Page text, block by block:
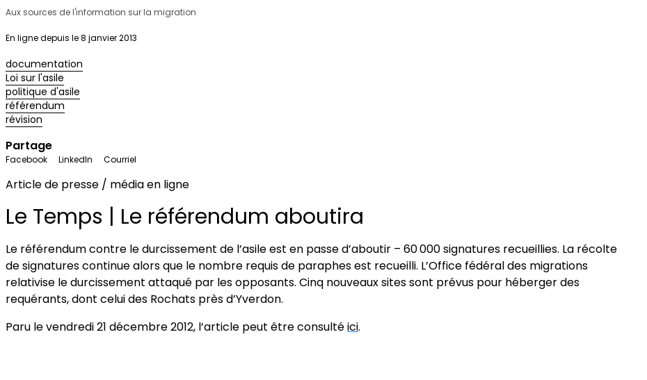
Aux sources de l'information sur la migration
En ligne depuis le 8 janvier 2013
documentation
Loi sur l'asile
politique d'asile
référendum
révision
Partage
Facebook LinkedIn Courriel
Article de presse / média en ligne
Le Temps | Le référendum aboutira
Le référendum contre le durcissement de l’asile est en passe d’aboutir – 60 000 signatures recueillies. La récolte
de signatures continue alors que le nombre requis de paraphes est recueilli. L’Office fédéral des migrations
relativise le durcissement attaqué par les opposants. Cinq nouveaux sites sont prévus pour héberger des
requérants, dont celui des Rochats près d’Yverdon.
Paru le vendredi 21 décembre 2012, l’article peut être consultéici.